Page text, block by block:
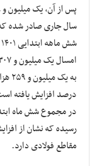
مقاطع فولادی دارد.